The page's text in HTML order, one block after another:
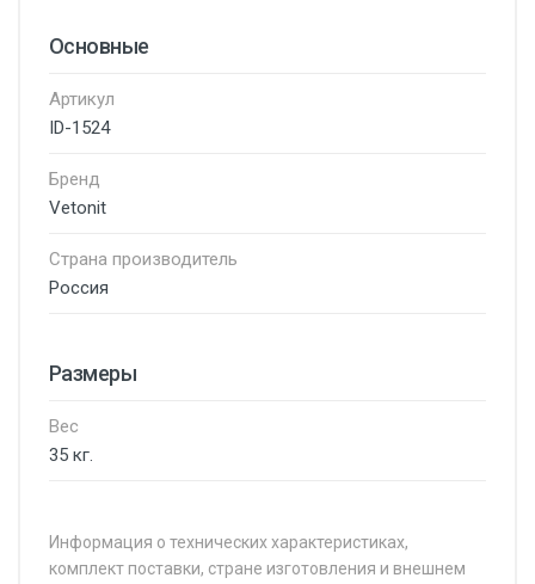
Основные
Артикул
ID-1524
Бренд
Vetonit
Страна производитель
Россия
Размеры
Вес
35 кг.
Информация о технических характеристиках,
комплект поставки, стране изготовления и внешнем